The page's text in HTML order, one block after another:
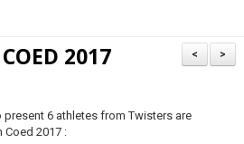
>
<
2017
6 athletes from Twisters are
Coed 2017 :